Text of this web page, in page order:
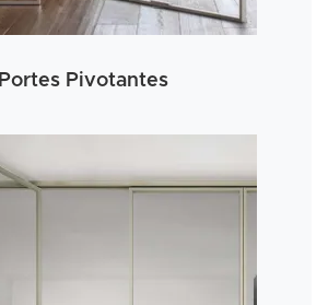
Portes Pivotantes